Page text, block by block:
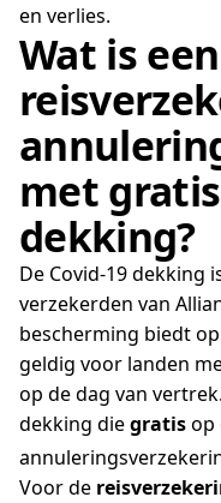
en verlies.
Wat is een
met
dekking?
De Covid-19 dekking
verzekerden van
bescherming biedt
geldig voor landen
op de dag van
dekking diegratisop
Voor de